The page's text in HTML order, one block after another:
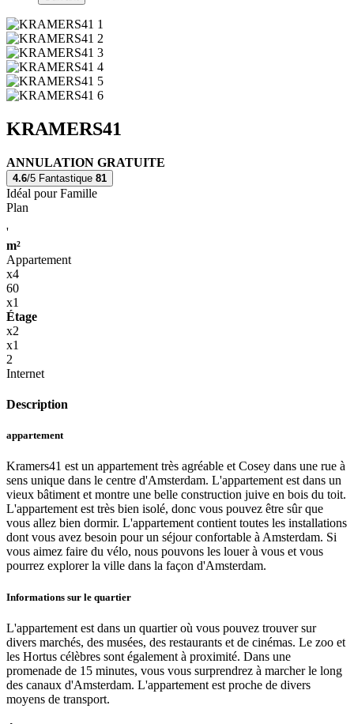
KRAMERS41
ANNULATION GRATUITE
4.6/5 Fantastique 81
Idéal pour Famille
Plan
'
m²
Appartement
x4
60
x1
Étage
x2
x1
2
Internet
Description
appartement
Kramers41 est un appartement très agréable et Cosey dans une rue à
sens unique dans le centre d'Amsterdam. L'appartement est dans un
vieux bâtiment et montre une belle construction juive en bois du toit.
L'appartement est très bien isolé, donc vous pouvez être sûr que
vous allez bien dormir. L'appartement contient toutes les installations
dont vous avez besoin pour un séjour confortable à Amsterdam. Si
vous aimez faire du vélo, nous pouvons les louer à vous et vous
pourrez explorer la ville dans la façon d'Amsterdam.
Informations sur le quartier
L'appartement est dans un quartier où vous pouvez trouver sur
divers marchés, des musées, des restaurants et de cinémas. Le zoo et
les Hortus célèbres sont également à proximité. Dans une
promenade de 15 minutes, vous vous surprendrez à marcher le long
des canaux d'Amsterdam. L'appartement est proche de divers
moyens de transport.